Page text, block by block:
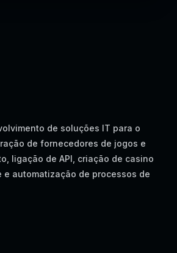
de soluções IT para o
de fornecedores de jogos e
ligação de API, criação de casino
e automatização de processos de